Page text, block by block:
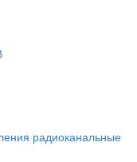
радиоканальные